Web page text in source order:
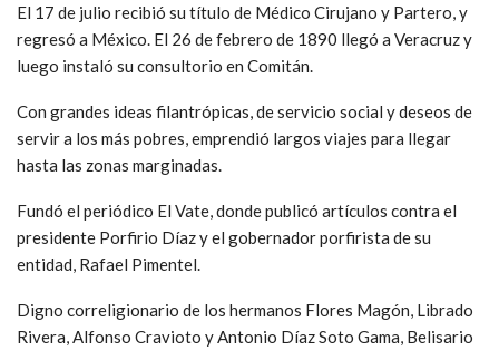
El 17 de julio recibió su título de Médico Cirujano y Partero, y
regresó a México. El 26 de febrero de 1890 llegó a Veracruz y
luego instaló su consultorio en Comitán.
Con grandes ideas filantrópicas, de servicio social y deseos de
servir a los más pobres, emprendió largos viajes para llegar
hasta las zonas marginadas.
Fundó el periódico El Vate, donde publicó artículos contra el
presidente Porfirio Díaz y el gobernador porfirista de su
entidad, Rafael Pimentel.
Digno correligionario de los hermanos Flores Magón, Librado
Rivera, Alfonso Cravioto y Antonio Díaz Soto Gama, Belisario